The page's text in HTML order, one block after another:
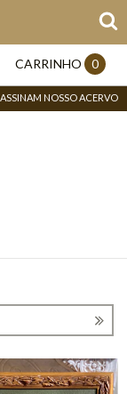
CARRINHO 0
NOSSO ACERVO